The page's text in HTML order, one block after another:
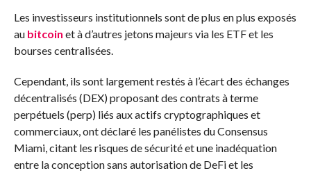
Les investisseurs institutionnels sont de plus en plus exposés
au bitcoin et à d’autres jetons majeurs via les ETF et les
bourses centralisées.
Cependant, ils sont largement restés à l’écart des échanges
décentralisés (DEX) proposant des contrats à terme
perpétuels (perp) liés aux actifs cryptographiques et
commerciaux, ont déclaré les panélistes du Consensus
Miami, citant les risques de sécurité et une inadéquation
entre la conception sans autorisation de DeFi et les